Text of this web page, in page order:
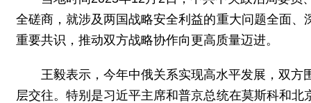
全磋商，就涉及两国战略安全利益的重大问题全面
重要共识，推动双方战略协作向更高质量迈进。
王毅表示，今年中俄关系实现高水平发展，双
层交往。特别是习近平主席和普京总统在莫斯科和